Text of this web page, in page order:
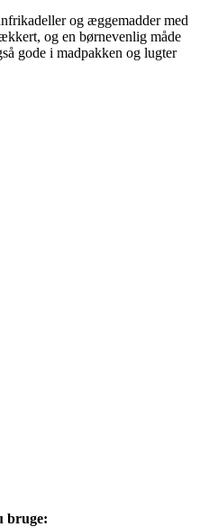
og æggemadder med
og en børnevenlig måde
gode i madpakken og lugter
bruge: